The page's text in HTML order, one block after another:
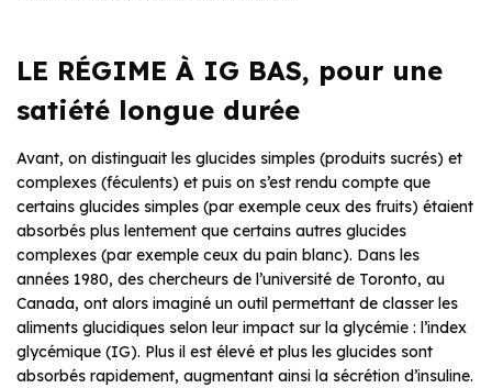
LE RÉGIME À IG BAS, pour une
satiété longue durée
Avant, on distinguait les glucides simples (produits sucrés) et
complexes (féculents) et puis on s’est rendu compte que
certains glucides simples (par exemple ceux des fruits) étaient
absorbés plus lentement que certains autres glucides
complexes (par exemple ceux du pain blanc). Dans les
années 1980, des chercheurs de l’université de Toronto, au
Canada, ont alors imaginé un outil permettant de classer les
aliments glucidiques selon leur impact sur la glycémie : l’index
glycémique (IG). Plus il est élevé et plus les glucides sont
absorbés rapidement, augmentant ainsi la sécrétion d’insuline.